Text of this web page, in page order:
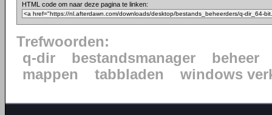
HTML code om naar deze pagina te linken:
Trefwoorden:
q-dir
bestandsmanager
beheer
mappen
tabbladen windows